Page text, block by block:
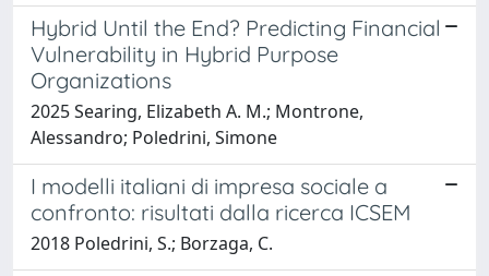
Hybrid Until the End? Predicting Financial
Vulnerability in Hybrid Purpose
Organizations
2025 Searing, Elizabeth A. M.; Montrone,
Alessandro; Poledrini, Simone
I modelli italiani di impresa sociale a
confronto: risultati dalla ricerca ICSEM
2018 Poledrini, S.; Borzaga, C.